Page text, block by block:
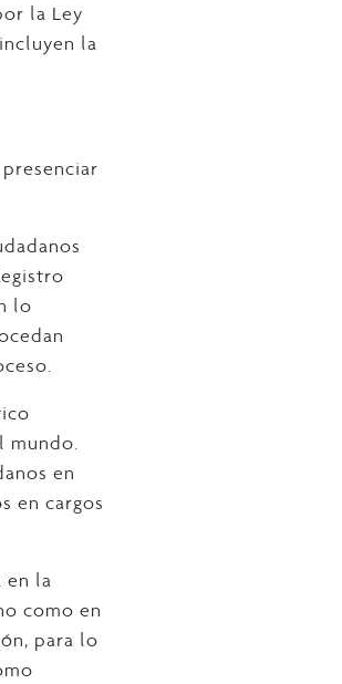
la Ley
la
lo
mundo.
en
en cargos
en la
como en
para lo